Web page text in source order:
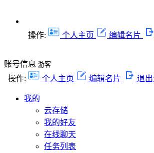
操作: 个人主页 编辑名片
账号信息 游客
操作: 个人主页 编辑名片 退
我的
云存储
我的好友
在线聊天
任务列表